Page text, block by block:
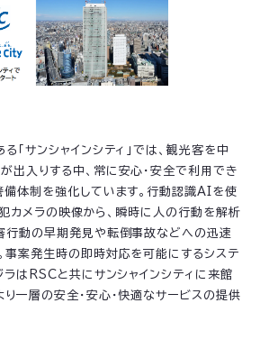
「サンシャインシティ」では、観光客を中
出入りする中、常に安心・安全で利用でき
備体制を強化しています。行動認識AIを使
カメラの映像から、瞬時に人の行動を解析
行動の早期発見や転倒事故などへの迅速
事案発生時の即時対応を可能にするシステ
ラはRSCと共にサンシャインシティに来館
り一層の安全・安心・快適なサービスの提供